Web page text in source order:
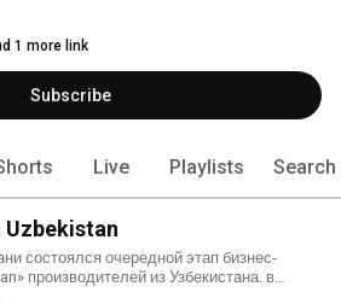
1 more link
Subscribe
Live Playlists Search
состоялся очередной этап бизнес-
производителей из Узбекистана. в